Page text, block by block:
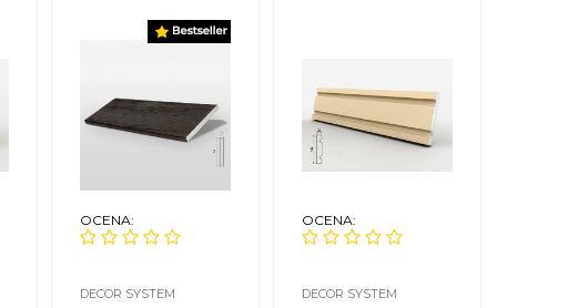
OCENA:
DECOR SYSTEM
OCENA:
DECOR SYSTEM